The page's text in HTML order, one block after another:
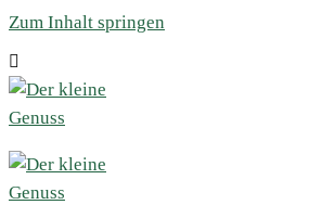
Zum Inhalt springen